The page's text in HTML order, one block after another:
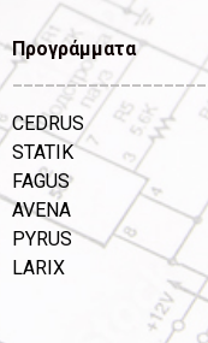
Προγράμματα
__________________
CEDRUS
STATIK
FAGUS
AVENA
PYRUS
LARIX